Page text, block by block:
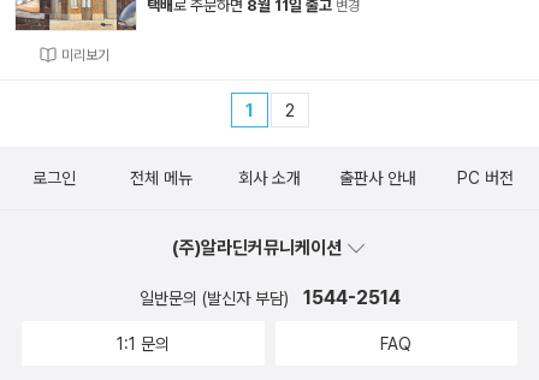
미리보기
택배로 주문하면 8월 11일 출고 변경
1 2
로그인 전체 메뉴 회사 소개 출판사 안내 PC 버전
(주)알라딘커뮤니케이션
일반문의 (발신자 부담) 1544-2514
1:1 문의 FAQ